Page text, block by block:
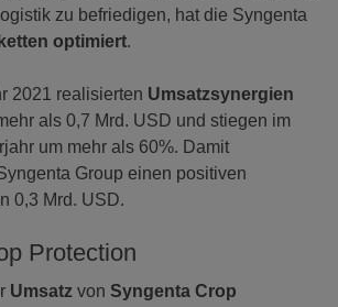
zu befriedigen, hat die Syngenta
optimiert.
2021 realisierten Umsatzsynergien
als 0,7 Mrd. USD und stiegen im
um mehr als 60%. Damit
Group einen positiven
0,3 Mrd. USD.
Protection
Umsatz von Syngenta Crop